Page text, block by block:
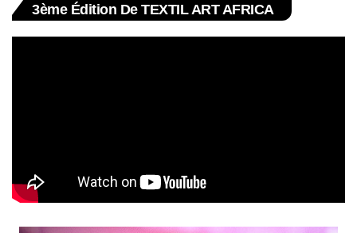
3ème Édition De TEXTIL ART AFRICA